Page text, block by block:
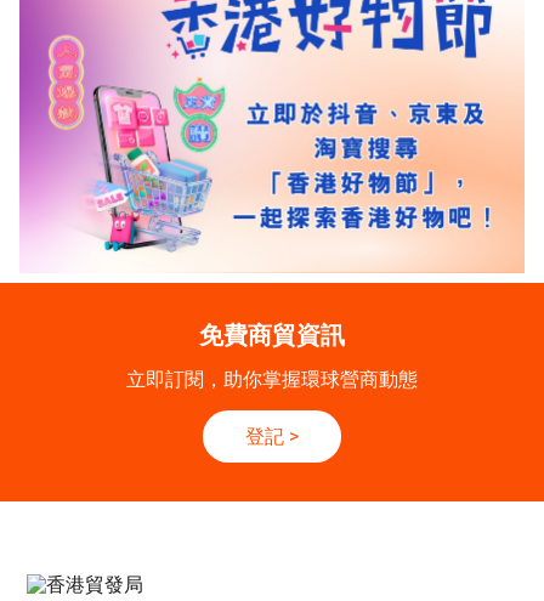
免費商貿資訊
立即訂閱，助你掌握環球營商動態
登記 >